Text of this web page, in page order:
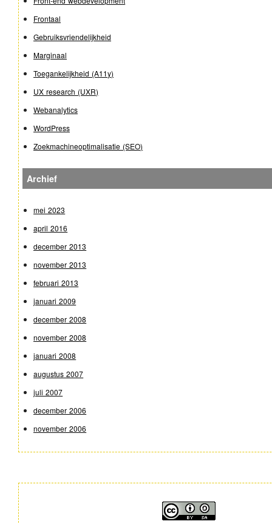
Frontaal
Gebruiksvriendelijkheid
Marginaal
Toegankelijkheid (A11y)
UX research (UXR)
Webanalytics
WordPress
Zoekmachineoptimalisatie (SEO)
Archief
mei 2023
april 2016
december 2013
november 2013
februari 2013
januari 2009
december 2008
november 2008
januari 2008
augustus 2007
juli 2007
december 2006
november 2006